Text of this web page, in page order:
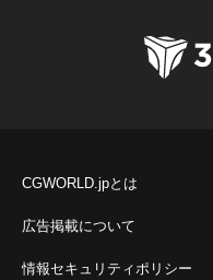
CGWORLD.jpとは
広告掲載について
情報セキュリティポリシー